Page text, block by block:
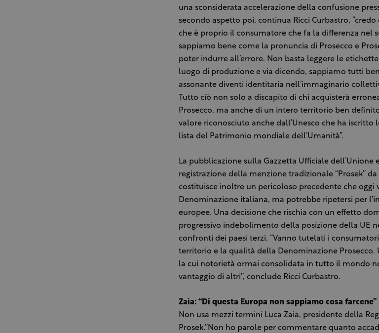
una sconsiderata accelerazione della confusione
secondo aspetto poi, continua Ricci Curbastro,
che è proprio il consumatore che fa la differenza nel
sappiamo bene come la pronuncia di Prosecco e
poter indurre all’errore. Non basta leggere le
luogo di produzione e via dicendo, sappiamo tutti
assonante diventi identitaria nell’immaginario
Tutto ciò non solo a discapito di chi acquisterà
Prosecco, ma anche di un intero territorio ben
valore riconosciuto anche dall’Unesco che ha iscritto
lista del Patrimonio mondiale dell’Umanità”.
La pubblicazione sulla Gazzetta Ufficiale dell’Unione
registrazione della menzione tradizionale “Prosek”
costituisce inoltre un pericoloso precedente che oggi
Denominazione italiana, ma potrebbe ripetersi per
europee. Una decisione che rischia con un effetto
progressivo indebolimento della posizione della UE
confronti dei paesi terzi. “Vanno tutelati i
territorio e la qualità della Denominazione Prosecco.
la cui notorietà ormai consolidata in tutto il mondo
vantaggio di altri”, conclude Ricci Curbastro.
Zaia: “Di questa Europa non sappiamo cosa farcene”
Non usa mezzi termini Luca Zaia, presidente della
Prosek.”Non ho parole per commentare quanto